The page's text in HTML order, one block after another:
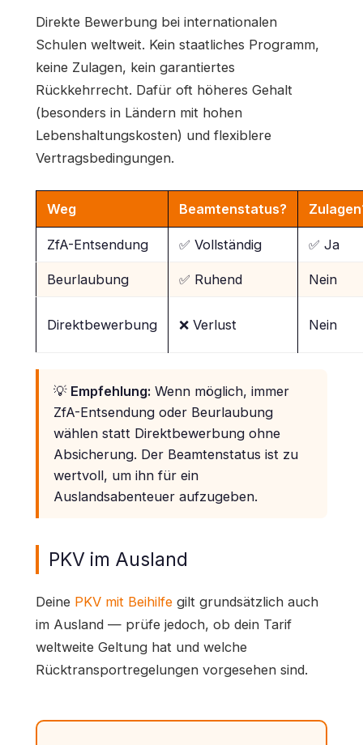
Direkte Bewerbung bei internationalen
Schulen weltweit. Kein staatliches Programm,
keine Zulagen, kein garantiertes
Rückkehrrecht. Dafür oft höheres Gehalt
(besonders in Ländern mit hohen
Lebenshaltungskosten) und flexiblere
Vertragsbedingungen.
Weg Beamtenstatus?
ZfA-Entsendung ✅ Vollständig ✅ Ja
Beurlaubung ✅ Ruhend Nein
Direktbewerbung ❌ Verlust Nein
💡 Empfehlung: Wenn möglich, immer
ZfA-Entsendung oder Beurlaubung
wählen statt Direktbewerbung ohne
Absicherung. Der Beamtenstatus ist zu
wertvoll, um ihn für ein
Auslandsabenteuer aufzugeben.
PKV im Ausland
Deine PKV mit Beihilfe gilt grundsätzlich auch
im Ausland — prüfe jedoch, ob dein Tarif
weltweite Geltung hat und welche
Rücktransportregelungen vorgesehen sind.